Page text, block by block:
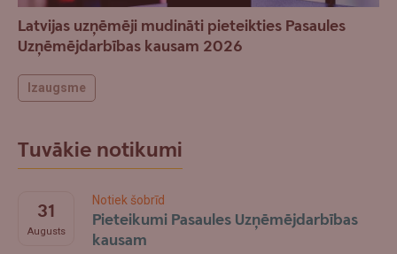
Latvijas uzņēmēji mudināti pieteikties Pasaules
Uzņēmējdarbības kausam 2026
Izaugsme
Tuvākie notikumi
31
Augusts
Notiek šobrīd
Pieteikumi Pasaules Uzņēmējdarbības
kausam